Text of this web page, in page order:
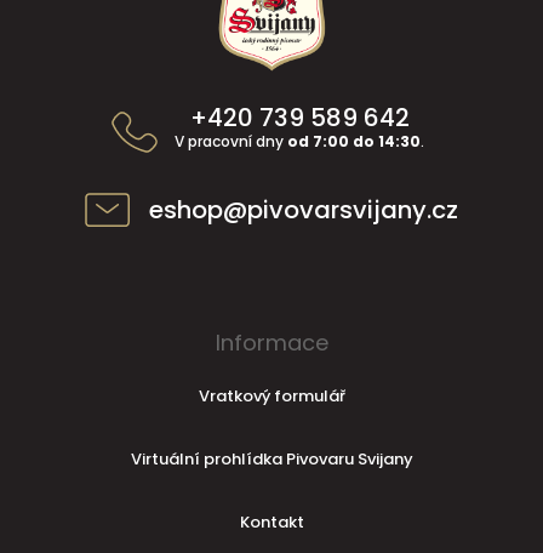
+420 739 589 642
V pracovní dny od 7:00 do 14:30.
eshop@pivovarsvijany.cz
Informace
Vratkový formulář
Virtuální prohlídka Pivovaru Svijany
Kontakt